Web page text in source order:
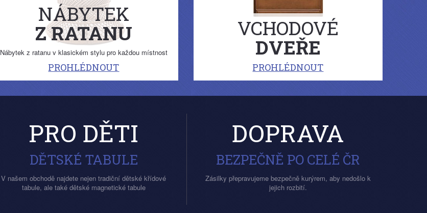
NÁBYTEK
Z RATANU
Nábytek z ratanu v klasickém stylu pro každou místnost
PROHLÉDNOUT
VCHODOVÉ
DVEŘE
PROHLÉDNOUT
PRO DĚTI
DĚTSKÉ TABULE
V našem obchodě najdete nejen tradiční dětské křídové
tabule, ale také dětské magnetické tabule
DOPRAVA
BEZPEČNĚ PO CELÉ ČR
Zásilky přepravujeme bezpečně kurýrem, aby nedošlo k
jejich rozbití.